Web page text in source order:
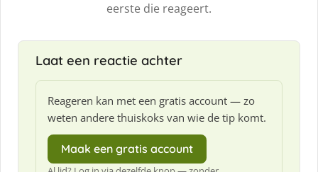
eerste die reageert.
Laat een reactie achter
Reageren kan met een gratis account — zo
weten andere thuiskoks van wie de tip komt.
Maak een gratis account